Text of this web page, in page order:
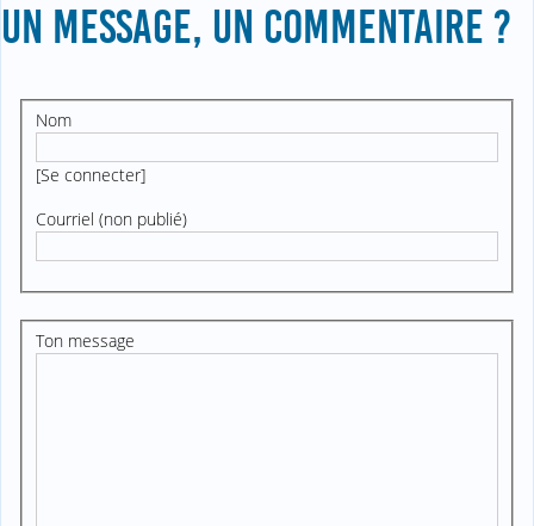
UN MESSAGE, UN COMMENTAIRE ?
Nom
[Se connecter]
Courriel (non publié)
Ton message